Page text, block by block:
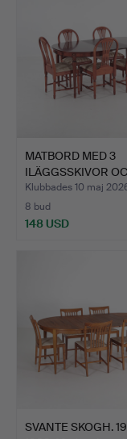
MATBORD MED 3
ILÄGGSSKIVOR
STOLAR, S…
Klubbades 10 maj
8 bud
148 USD
SVANTE SKOGH.